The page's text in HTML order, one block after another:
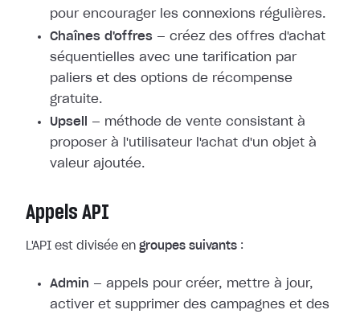
pour encourager les connexions régulières.
Chaînes d'offres — créez des offres d'achat
séquentielles avec une tarification par
paliers et des options de récompense
gratuite.
Upsell
— méthode de vente consistant à
proposer à l'utilisateur l'achat d'un objet à
valeur ajoutée.
Appels API
L'API est divisée en groupes suivants :
Admin — appels pour créer, mettre à jour,
activer et supprimer des campagnes et des